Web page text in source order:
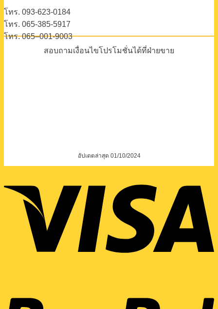
โทร. 093-623-0184
โทร. 065-385-5917
โทร. 065–001-9003
สอบถามเงื่อนไขโปรโมชั่นได้ที่ฝ่ายขาย
อัปเดตล่าสุด 01/10/2024